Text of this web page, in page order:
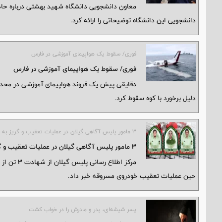
دانشجویی این دانشگاه توضیحاتی را ارائه کرد.
فوری/ سقوط یک هواپیمای آموزشی در فارس
فوری/ سقوط یک هواپیمای آموزشی در فارس
دقایقی پیش یک فروند هواپیمای آموزشی در
دلیل برخورد با کوه سقوط کرد.
۳ مامور پلیس آگاهی گیلان در عملیات تعقیب و گریز به شهادت رسیدند
۳ مامور پلیس آگاهی گیلان در عملیات تعقیب و گریز به شهادت رسیدند
مرکز
حین عملیات تعقیب خودروی مسروقه خبر داد.
پسر شیشه‌ای، پدر و مادرش را در خواب کشت